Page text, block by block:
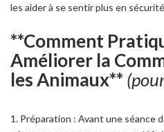
les aider à se sentir plus en
**Comment
Améliorer la
les Animaux**
1. Préparation : Avant une séance